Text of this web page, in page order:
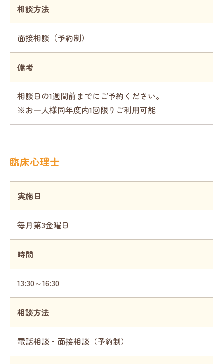
相談方法
面接相談（予約制）
備考
相談日の1週間前までにご予約ください。
※お一人様同年度内1回限りご利用可能
臨床心理士
実施日
毎月第3金曜日
時間
13:30～16:30
相談方法
電話相談・面接相談（予約制）